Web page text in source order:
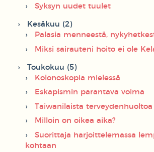
Syksyn uudet tuulet
Kesäkuu (2)
Palasia menneestä,
Miksi sairauteni hoito ei ole
Toukokuu (5)
Kolonoskopia mielessä
Eskapismin parantava voima
Taiwanilaista terveydenhuoltoa
Milloin on oikea aika?
Suorittaja harjoittelemassa
kohtaan